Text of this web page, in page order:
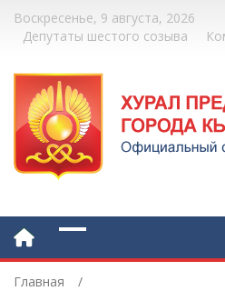
Воскресенье, 9 августа, 2026
Депутаты шестого созыва
Главная